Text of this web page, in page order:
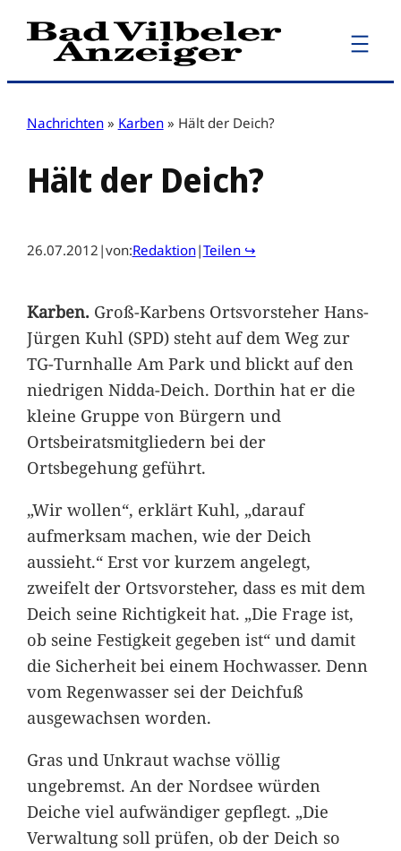
Zum
Inhalt
Nachrichten » Karben » Hält der Deich?
Hält der Deich?
26.07.2012 |von:Redaktion|Teilen ↪
Karben.Groß-Karbens Ortsvorsteher Hans-
Jürgen Kuhl (SPD) steht auf dem Weg zur
TG-Turnhalle Am Park und blickt auf den
niedrigen Nidda-Deich. Dorthin hat er die
kleine Gruppe von Bürgern und
Ortsbeiratsmitgliedern bei der
Ortsbegehung geführt.
„Wir wollen“, erklärt Kuhl, „darauf
aufmerksam machen, wie der Deich
aussieht.“ Erst vor kurzem angelegt,
zweifelt der Ortsvorsteher, dass es mit dem
Deich seine Richtigkeit hat. „Die Frage ist,
ob seine Festigkeit gegeben ist“ und damit
die Sicherheit bei einem Hochwasser. Denn
vom Regenwasser sei der Deichfuß
ausgewachsen worden.
Gras und Unkraut wachse völlig
ungebremst. An der Nordsee würden
Deiche viel aufwändiger gepflegt. „Die
Verwaltung soll prüfen, ob der Deich so